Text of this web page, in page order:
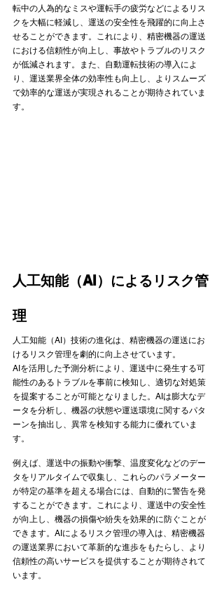
転中の人為的なミスや運転手の疲労などによるリス
クを大幅に軽減し、運送の安全性を飛躍的に向上さ
せることができます。これにより、精密機器の運送
における信頼性が向上し、事故やトラブルのリスク
が低減されます。また、自動運転技術の導入によ
り、運送業界全体の効率性も向上し、よりスムーズ
で効率的な運送が実現されることが期待されていま
す。
人工知能（AI）によるリスク管
理
人工知能（AI）技術の進化は、精密機器の運送にお
けるリスク管理を劇的に向上させています。
AIを活用した予測分析により、運送中に発生する可
能性のあるトラブルを事前に検知し、適切な対処策
を提案することが可能となりました。AIは膨大なデ
ータを分析し、機器の状態や運送環境に関するパタ
ーンを抽出し、異常を検知する能力に優れていま
す。
例えば、運送中の振動や衝撃、温度変化などのデー
タをリアルタイムで収集し、これらのパラメーター
が特定の基準を超える場合には、自動的に警告を発
することができます。これにより、運送中の安全性
が向上し、機器の損傷や紛失を効果的に防ぐことが
できます。AIによるリスク管理の導入は、精密機器
の運送業界において革新的な進歩をもたらし、より
信頼性の高いサービスを提供することが期待されて
います。